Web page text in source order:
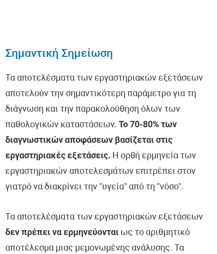
Σημαντική Σημείωση
Τα αποτελέσματα των εργαστηριακών εξετάσεων
αποτελούν την σημαντικότερη παράμετρο για τη
διάγνωση και την παρακολούθηση όλων των
παθολογικών καταστάσεων. Το 70-80% των
διαγνωστικών αποφάσεων βασίζεται στις
εργαστηριακές εξετάσεις. Η ορθή ερμηνεία των
εργαστηριακών αποτελεσμάτων επιτρέπει στον
γιατρό να διακρίνει την "υγεία" από τη "νόσο".
Τα αποτελέσματα των εργαστηριακών εξετάσεων
δεν πρέπει να ερμηνεύονται ως το αριθμητικό
αποτέλεσμα μιας μεμονωμένης ανάλυσης. Τα